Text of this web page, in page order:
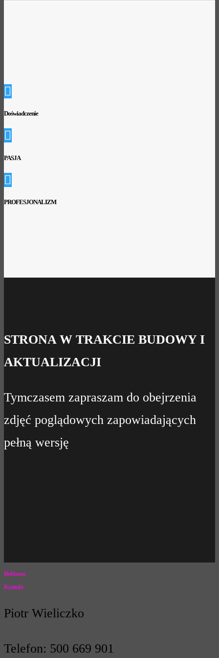

Doświadczenie

PASJA

PROFESJONALIZM
STRONA W TRAKCIE BUDOWY I
AKTUALIZACJI
Tymczasem zapraszam do obejrzenia
zdjęć poglądowych zapowiadających
pełną wersję
Reklama
Kontakt
Piotr Wieliczko
Telefon: 500 669 901